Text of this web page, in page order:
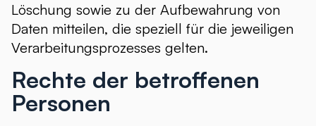
Löschung sowie zu der Aufbewahrung von
Daten mitteilen, die speziell für die jeweiligen
Verarbeitungsprozesses gelten.
Rechte der betroffenen
Personen